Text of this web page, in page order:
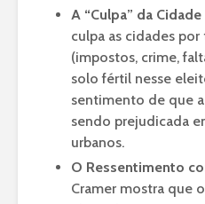
A “Culpa” da Cidade
culpa as cidades
(impostos, crime,
solo fértil nesse
sentimento de que
sendo prejudicada
urbanos.
O Ressentimento
Cramer mostra que